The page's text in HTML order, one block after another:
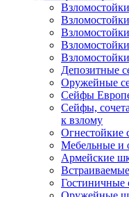
Депозитные
Оружейные
Сейфы
Сейфы,
к взлому
Огнестойкие
Мебельные и
Армейские
Гостиничные